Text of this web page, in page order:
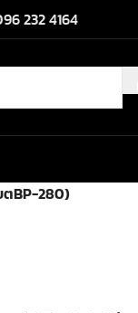
232 4164
ตBP-280)